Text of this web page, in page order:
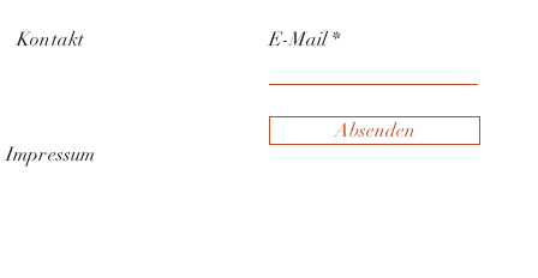
Kontakt
Impressum
E-Mail
Absenden